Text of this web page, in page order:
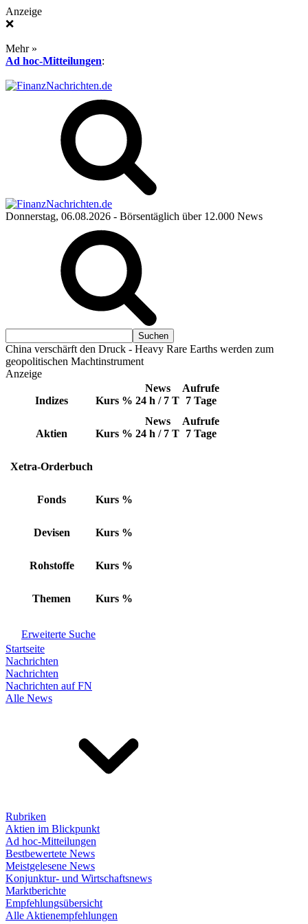
Anzeige
❌
Mehr »
Ad hoc-Mitteilungen:
Donnerstag, 06.08.2026 - Börsentäglich über 12.000 News
China verschärft den Druck - Heavy Rare Earths werden zum
geopolitischen Machtinstrument
Anzeige
Indizes Kurs %
News
24 h / 7 T
Aufrufe
7 Tage
Aktien Kurs %
News
24 h / 7 T
Aufrufe
7 Tage
Xetra-Orderbuch
Fonds Kurs %
Devisen Kurs %
Rohstoffe Kurs %
Themen Kurs %
Erweiterte Suche
Startseite
Nachrichten
Nachrichten
Nachrichten auf FN
Alle News
Rubriken
Aktien im Blickpunkt
Ad hoc-Mitteilungen
Bestbewertete News
Meistgelesene News
Konjunktur- und Wirtschaftsnews
Marktberichte
Empfehlungsübersicht
Alle Aktienempfehlungen